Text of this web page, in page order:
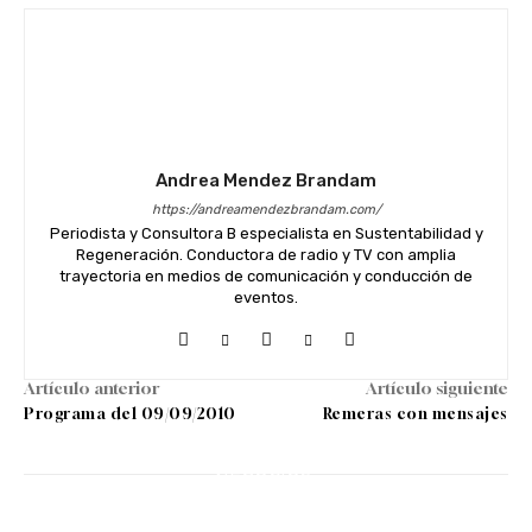
Andrea Mendez Brandam
https://andreamendezbrandam.com/
Periodista y Consultora B especialista en Sustentabilidad y
Regeneración. Conductora de radio y TV con amplia
trayectoria en medios de comunicación y conducción de
eventos.
Artículo anterior
Programa del 09/09/2010
Artículo siguiente
Remeras con mensajes